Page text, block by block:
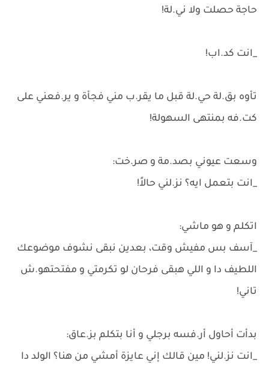
حاجة حصلت ولا ني.لة!
_انت كد.اب!
تأوه بق.لة حي.لة قبل ما يقر.ب مني فجأة و ير.فعني على
كت.فه بمنتهى السهولة!
وسعت عيوني بصد.مة و صر.خت:
_انت بتعمل ايه؟ نز.لني حالاً!
اتكلم و هو ماشي:
_آسف بس مفيش وقت، بعدين نبقى نشوف موضوعك
اللطيف دا و اللي هبقى فرحان لو تكرمتي و مفتحتهو.ش
تاني!
بدأت أحاول أر.فسه برجلي و أنا بتكلم بز.عاق:
_انت نز.لني! مين قالك إني عايزة أمشي من هنا؟ الولد دا